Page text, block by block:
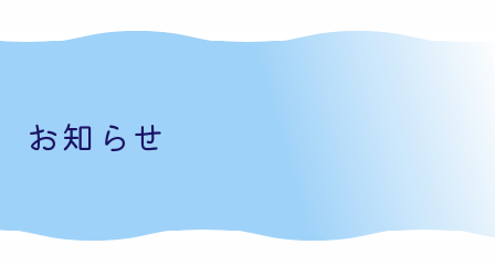
お知らせ